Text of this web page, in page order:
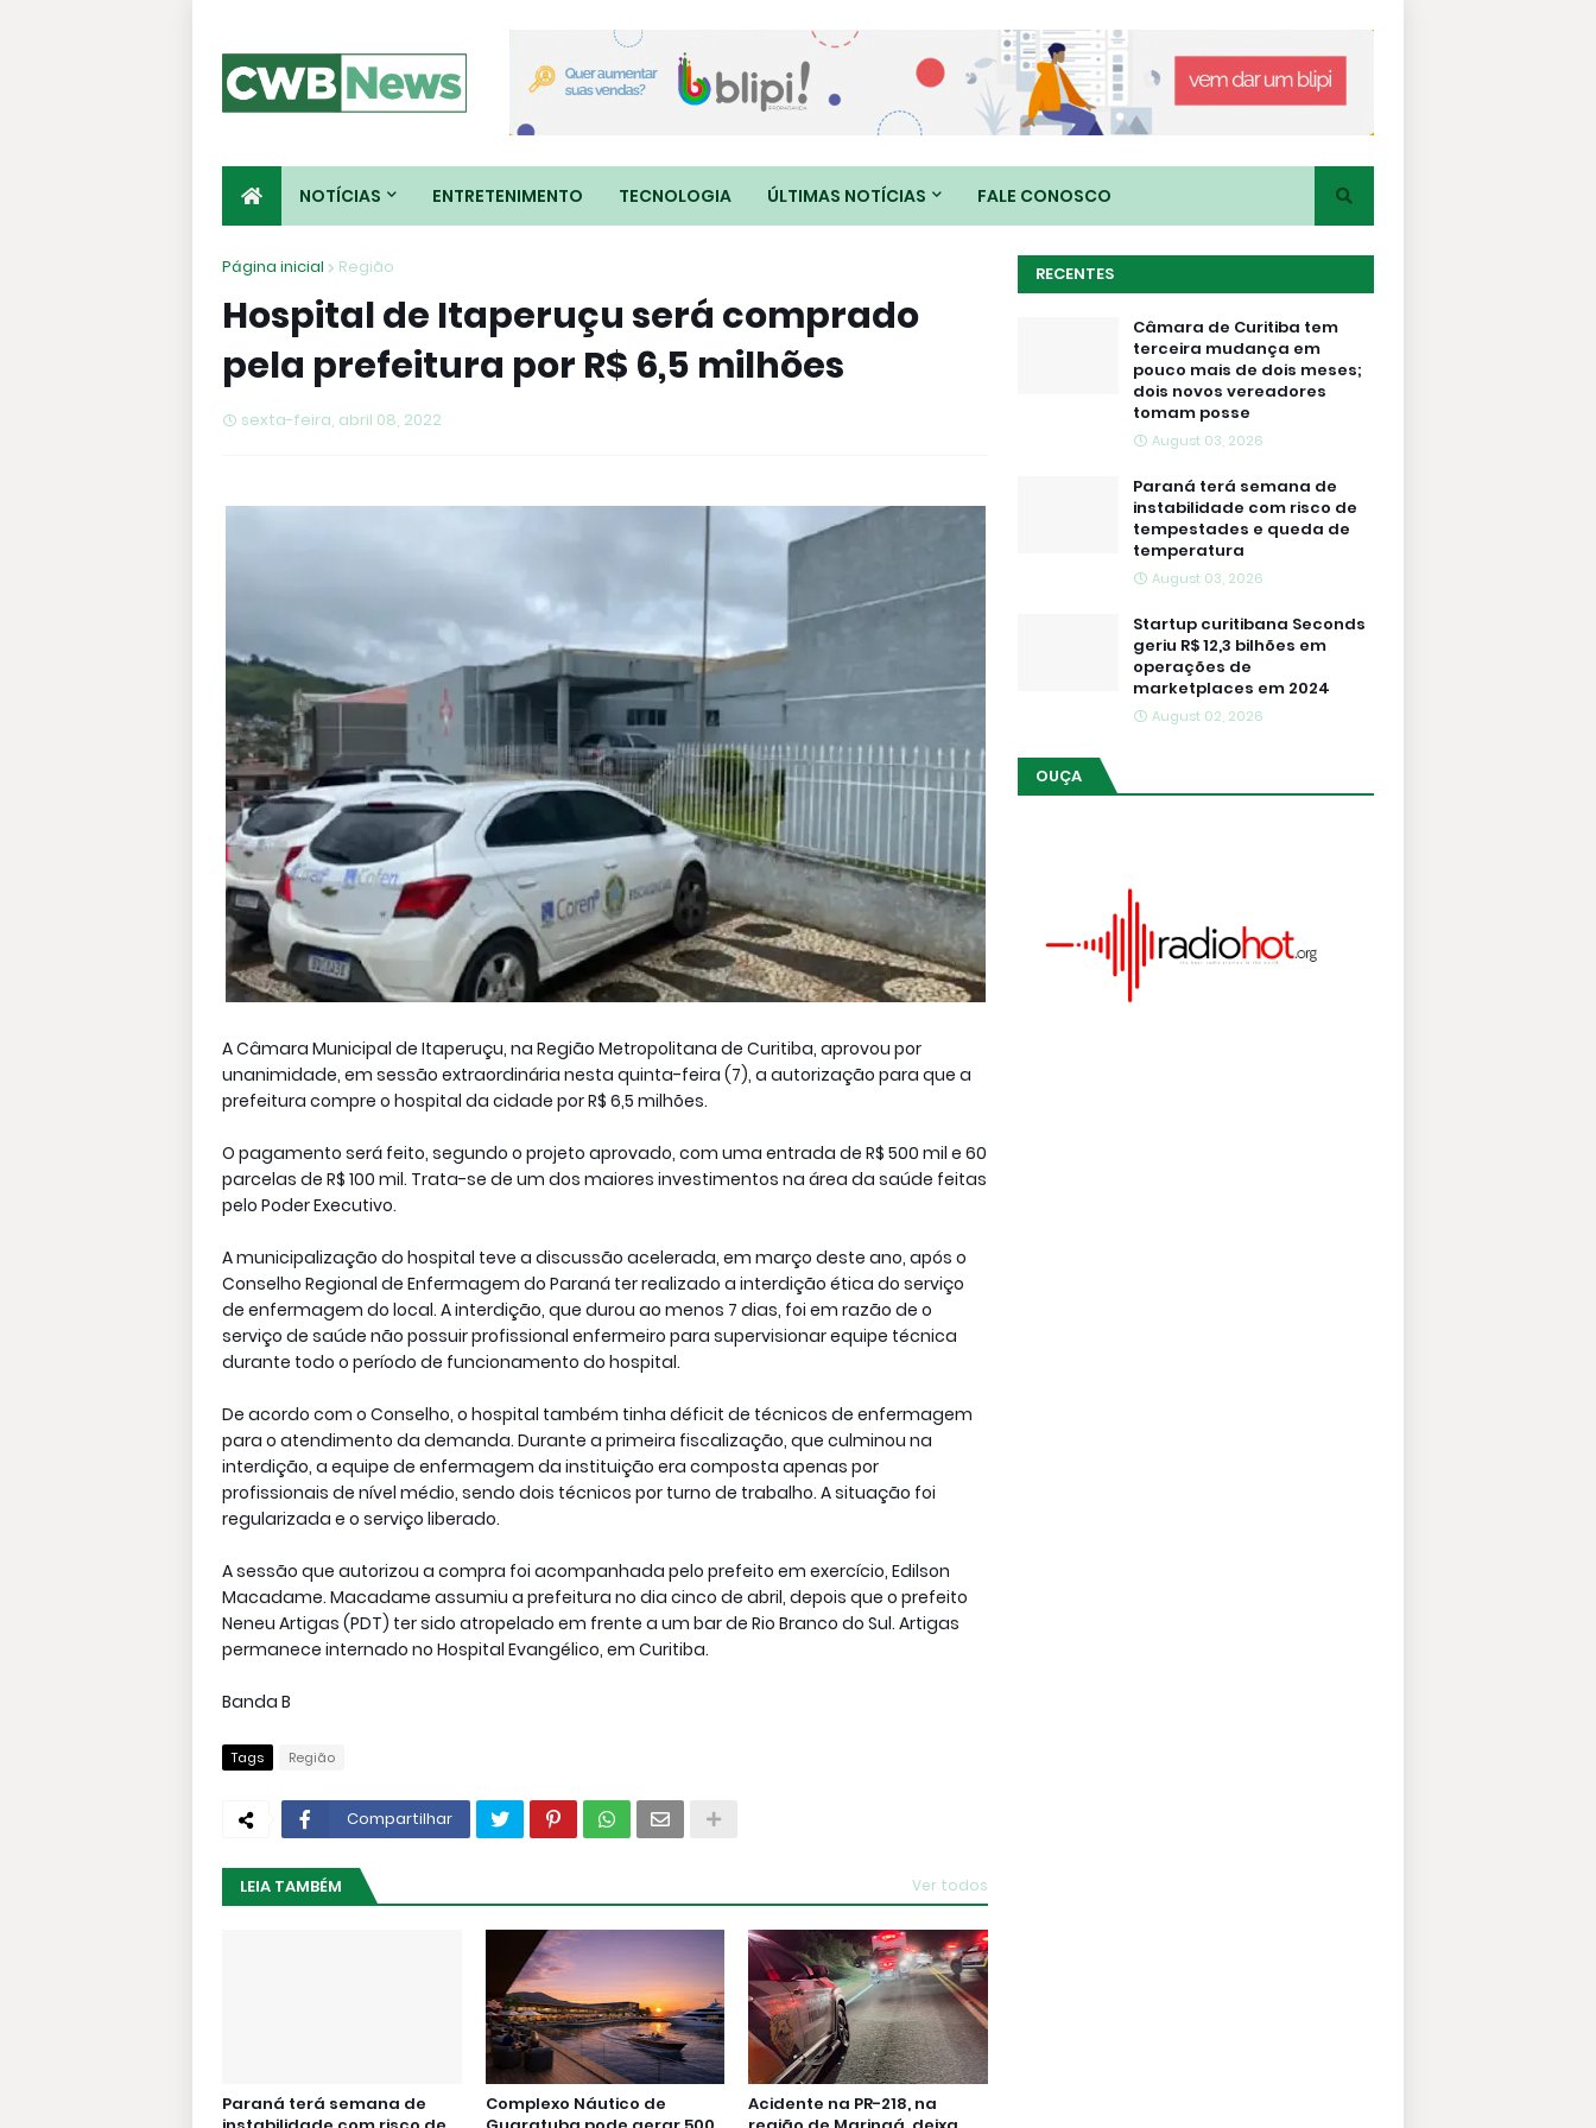
NOTÍCIAS ENTRETENIMENTO TECNOLOGIA ÚLTIMAS NOTÍCIAS FALE CONOSCO
Página inicial Região
Hospital de Itaperuçu será comprado
pela prefeitura por R$ 6,5 milhões
sexta-feira, abril 08, 2022
A Câmara Municipal de Itaperuçu, na Região Metropolitana de Curitiba, aprovou por
unanimidade, em sessão extraordinária nesta quinta-feira (7), a autorização para que a
prefeitura compre o hospital da cidade por R$ 6,5 milhões.
O pagamento será feito, segundo o projeto aprovado, com uma entrada de R$ 500 mil e 60
parcelas de R$ 100 mil. Trata-se de um dos maiores investimentos na área da saúde feitas
pelo Poder Executivo.
A municipalização do hospital teve a discussão acelerada, em março deste ano, após o
Conselho Regional de Enfermagem do Paraná ter realizado a interdição ética do serviço
de enfermagem do local. A interdição, que durou ao menos 7 dias, foi em razão de o
serviço de saúde não possuir profissional enfermeiro para supervisionar equipe técnica
durante todo o período de funcionamento do hospital.
De acordo com o Conselho, o hospital também tinha déficit de técnicos de enfermagem
para o atendimento da demanda. Durante a primeira fiscalização, que culminou na
interdição, a equipe de enfermagem da instituição era composta apenas por
profissionais de nível médio, sendo dois técnicos por turno de trabalho. A situação foi
regularizada e o serviço liberado.
A sessão que autorizou a compra foi acompanhada pelo prefeito em exercício, Edilson
Macadame. Macadame assumiu a prefeitura no dia cinco de abril, depois que o prefeito
Neneu Artigas (PDT) ter sido atropelado em frente a um bar de Rio Branco do Sul. Artigas
permanece internado no Hospital Evangélico, em Curitiba.
Banda B
Tags Região
Compartilhar
LEIA TAMBÉM Ver todos
Paraná terá semana de
Complexo Náutico de
Acidente na PR-218, na
RECENTES
Câmara de Curitiba tem
terceira mudança em
pouco mais de dois meses;
dois novos vereadores
tomam posse
August 03, 2026
Paraná terá semana de
instabilidade com risco de
tempestades e queda de
temperatura
August 03, 2026
Startup curitibana Seconds
geriu R$ 12,3 bilhões em
operações de
marketplaces em 2024
August 02, 2026
OUÇA